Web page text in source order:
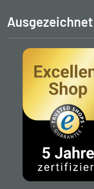
Ausgezeichnet